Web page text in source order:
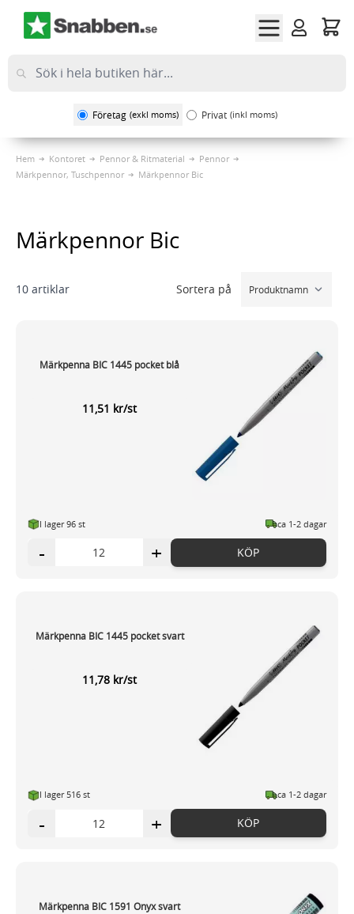
Företag (exkl moms) Privat (inkl moms)
Hem Kontoret Pennor & Ritmaterial
Pennor
Märkpennor, Tuschpennor
Märkpennor Bic
Märkpennor Bic
10 artiklar Sortera på
Märkpenna BIC 1445 pocket blå
11,51 kr/st
I lager 96 st ca 1-2 dagar
- + KÖP
Märkpenna BIC 1445 pocket svart
11,78 kr/st
I lager 516 st ca 1-2 dagar
- + KÖP
Märkpenna BIC 1591 Onyx svart